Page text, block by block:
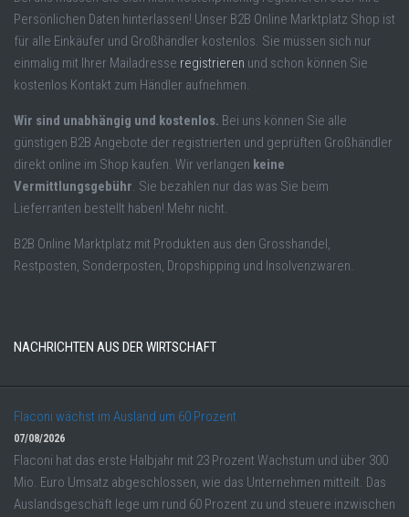
Persönlichen Daten hinterlassen! Unser B2B Online Marktplatz Shop ist
für alle Einkäufer und Großhändler kostenlos. Sie müssen sich nur
einmalig mit Ihrer Mailadresse registrieren und schon können Sie
kostenlos Kontakt zum Händler aufnehmen.
Wir sind unabhängig und kostenlos. Bei uns können Sie alle
günstigen B2B Angebote der registrierten und geprüften Großhändler
direkt online im Shop kaufen. Wir verlangen keine
Vermittlungsgebühr. Sie bezahlen nur das was Sie beim
Lieferranten bestellt haben! Mehr nicht.
B2B Online Marktplatz mit Produkten aus den Grosshandel,
Restposten, Sonderposten, Dropshipping und Insolvenzwaren.
NACHRICHTEN AUS DER WIRTSCHAFT
Flaconi wächst im Ausland um 60 Prozent
07/08/2026
Flaconi hat das erste Halbjahr mit 23 Prozent Wachstum und über 300
Mio. Euro Umsatz abgeschlossen, wie das Unternehmen mitteilt. Das
Auslandsgeschäft lege um rund 60 Prozent zu und steuere inzwischen